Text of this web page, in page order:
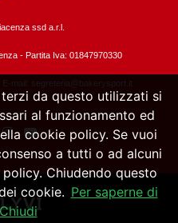
ssd a.r.l.
- Partita Iva: 01847970330
E-mail: segreteria@bakerysport.it
da questo utilizzati si
al funzionamento ed
cookie policy. Se vuoi
a tutti o ad alcuni
Chiudendo questo
cookie. Per saperne di
Chiudi